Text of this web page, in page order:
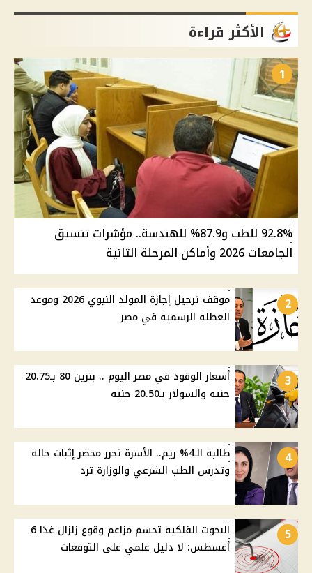
الأكثر قراءة
1
92.8% للطب و87.9% للهندسة.. مؤشرات تنسيق
الجامعات 2026 وأماكن المرحلة الثانية
2
موقف ترحيل إجازة المولد النبوي 2026 وموعد
العطلة الرسمية في مصر
3
أسعار الوقود في مصر اليوم .. بنزين 80 بـ20.75
جنيه والسولار بـ20.50 جنيه
4
طالبة الـ4% ريم.. الأسرة تحرر محضر إثبات حالة
وتدرس الطب الشرعي والوزارة ترد
5
البحوث الفلكية تحسم مزاعم وقوع زلزال غدًا 6
أغسطس: لا دليل علمي على التوقعات